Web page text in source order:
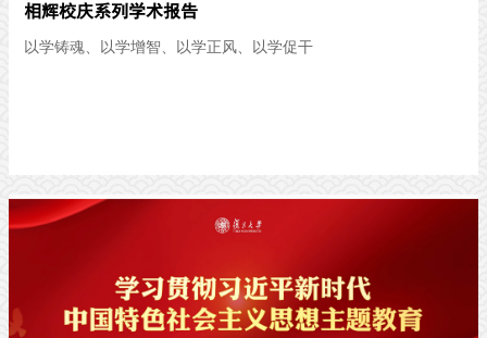
相辉校庆系列学术报告
以学铸魂、以学增智、以学正风、以学促干